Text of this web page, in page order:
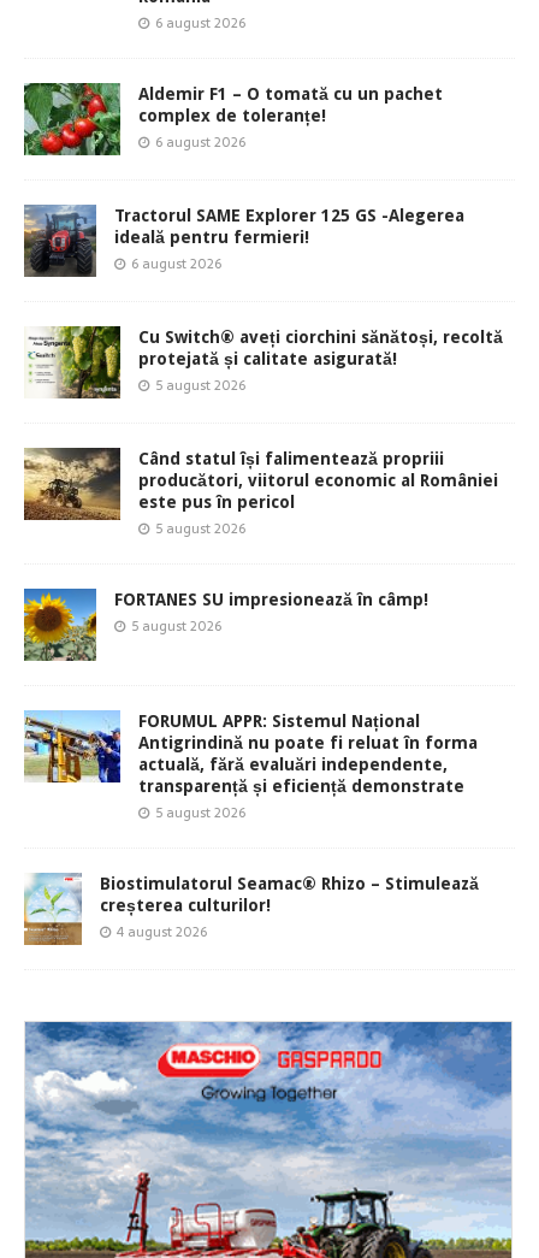
6 august 2026
Aldemir F1 – O tomată cu un pachet
complex de toleranțe!
6 august 2026
Tractorul SAME Explorer 125 GS -Alegerea
ideală pentru fermieri!
6 august 2026
Cu Switch® aveți ciorchini sănătoși, recoltă
protejată și calitate asigurată!
5 august 2026
Când statul își falimentează propriii
producători, viitorul economic al României
este pus în pericol
5 august 2026
FORTANES SU impresionează în câmp!
5 august 2026
FORUMUL APPR: Sistemul Național
Antigrindină nu poate fi reluat în forma
actuală, fără evaluări independente,
transparență și eficiență demonstrate
5 august 2026
Biostimulatorul Seamac® Rhizo – Stimulează
creșterea culturilor!
4 august 2026